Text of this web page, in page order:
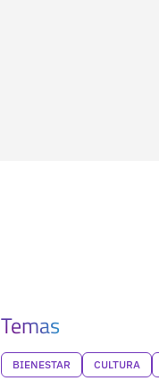
Temas
BIENESTAR CULTURA